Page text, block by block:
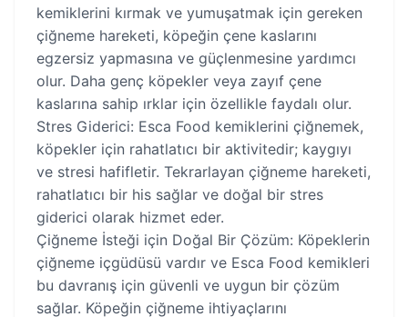
kemiklerini kırmak ve yumuşatmak için gereken
çiğneme hareketi, köpeğin çene kaslarını
egzersiz yapmasına ve güçlenmesine yardımcı
olur. Daha genç köpekler veya zayıf çene
kaslarına sahip ırklar için özellikle faydalı olur.
Stres Giderici: Esca Food kemiklerini çiğnemek,
köpekler için rahatlatıcı bir aktivitedir; kaygıyı
ve stresi hafifletir. Tekrarlayan çiğneme hareketi,
rahatlatıcı bir his sağlar ve doğal bir stres
giderici olarak hizmet eder.
Çiğneme İsteği için Doğal Bir Çözüm: Köpeklerin
çiğneme içgüdüsü vardır ve Esca Food kemikleri
bu davranış için güvenli ve uygun bir çözüm
sağlar. Köpeğin çiğneme ihtiyaçlarını